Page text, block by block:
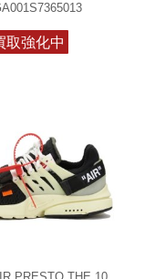
取強化中